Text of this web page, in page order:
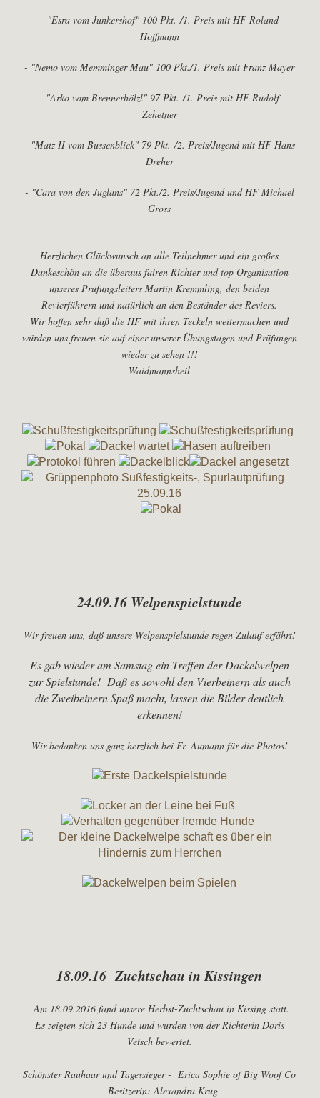
- "Esra vom Junkershof" 100 Pkt. /1. Preis mit HF Roland
Hoffmann
- "Nemo vom Memminger Mau" 100 Pkt./1. Preis mit Franz Mayer
- "Arko vom Brennerhölzl" 97 Pkt. /1. Preis mit HF Rudolf
Zehetner
- "Matz II vom Bussenblick" 79 Pkt. /2. Preis/Jugend mit HF Hans
Dreher
- "Cara von den Juglans" 72 Pkt./2. Preis/Jugend und HF Michael
Gross
Herzlichen Glückwunsch an alle Teilnehmer und ein großes
Dankeschön an die überaus fairen Richter und top Organisation
unseres Prüfungsleiters Martin Kremmling, den beiden
Revierführern und natürlich an den Beständer des Reviers.
Wir hoffen sehr daß die HF mit ihren Teckeln weitermachen und
würden uns freuen sie auf einer unserer Übungstagen und Prüfungen
wieder zu sehen !!!
Waidmannsheil
24.09.16 Welpenspielstunde
Wir freuen uns, daß unsere Welpenspielstunde regen Zulauf erfährt!
Es gab wieder am Samstag ein Treffen der Dackelwelpen
zur Spielstunde! Daß es sowohl den Vierbeinern als auch
die Zweibeinern Spaß macht, lassen die Bilder deutlich
erkennen!
Wir bedanken uns ganz herzlich bei Fr. Aumann für die Photos!
18.09.16 Zuchtschau in Kissingen
Am 18.09.2016 fand unsere Herbst-Zuchtschau in Kissing statt.
Es zeigten sich 23 Hunde und wurden von der Richterin Doris
Vetsch bewertet.
Schönster Rauhaar und Tagessieger - Erica Sophie of Big Woof Co
- Besitzerin: Alexandra Krug